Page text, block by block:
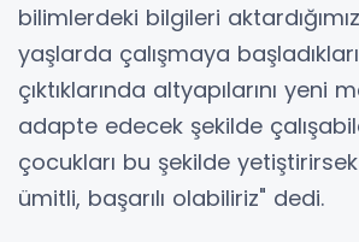
bilimlerdeki bilgileri
yaşlarda çalışmaya
çıktıklarında altyapılarını yeni
adapte edecek şekilde
çocukları bu şekilde
ümitli, başarılı olabiliriz" dedi.